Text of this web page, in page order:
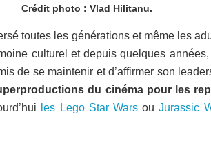
Crédit photo : Vlad Hilitanu.
toutes les générations et même les
culturel et depuis quelques
de se maintenir et d’affirmer son
du cinéma pour les
les Lego Star Wars ouJurassic